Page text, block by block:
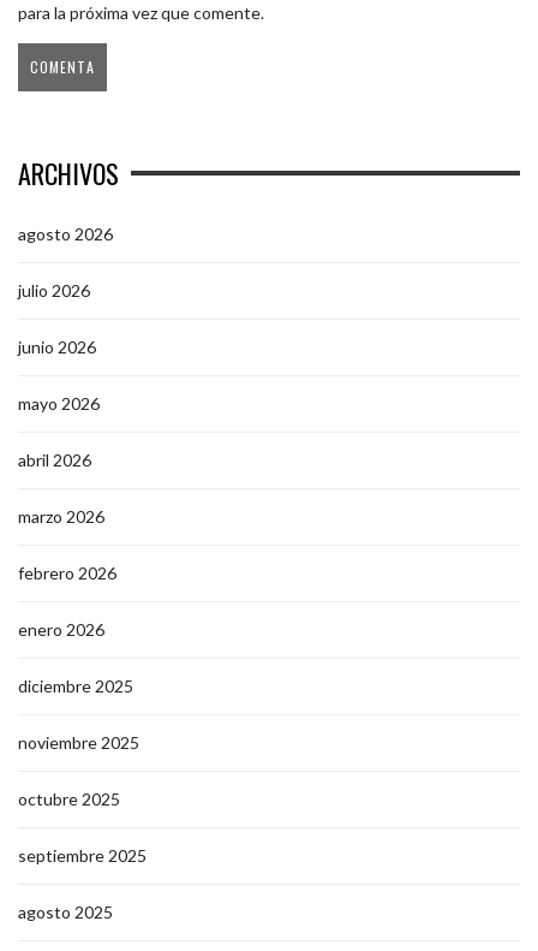
para la próxima vez que comente.
ARCHIVOS
agosto 2026
julio 2026
junio 2026
mayo 2026
abril 2026
marzo 2026
febrero 2026
enero 2026
diciembre 2025
noviembre 2025
octubre 2025
septiembre 2025
agosto 2025